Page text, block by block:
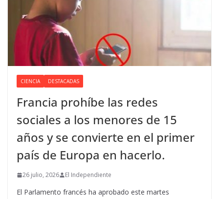
CIENCIA DESTACADAS
Francia prohíbe las redes
sociales a los menores de 15
años y se convierte en el primer
país de Europa en hacerlo.
26 julio, 2026 El Independiente
El Parlamento francés ha aprobado este martes